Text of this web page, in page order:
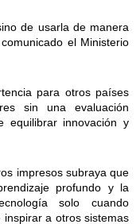
de usarla de manera
el Ministerio
para otros países
sin una evaluación
equilibrar innovación y
impresos subraya que
profundo y la
solo cuando
inspirar a otros sistemas